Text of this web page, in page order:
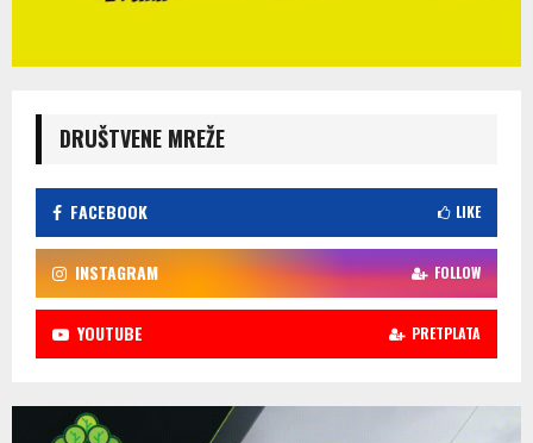
DRUŠTVENE MREŽE
FACEBOOK LIKE
INSTAGRAM FOLLOW
YOUTUBE PRETPLATA